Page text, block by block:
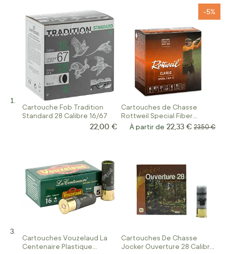
Cartouche Fob Tradition
Standard 28 Calibre 16/67
22,00 €
Cartouches de Chasse
Rottweil Special Fiber
Calibre 16
-5%
À partir de 22,33 € Prix
23,50 €
Cartouches Vouzelaud La
Centenaire Plastique
Cartouches De Chasse
Jocker Ouverture 28 Calibre